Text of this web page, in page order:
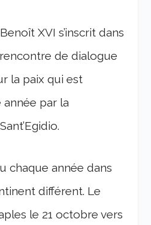
XVI s’inscrit dans
de dialogue
la paix qui est
par la
chaque année dans
différent. Le
le 21 octobre vers